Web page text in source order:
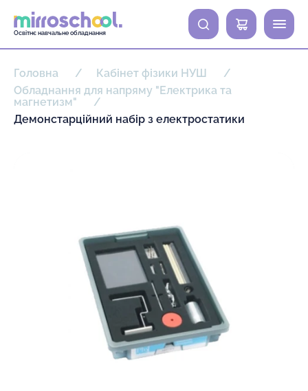
Освітнє навчальне обладнання
0
Головна
Кабінет фізики НУШ
Обладнання для напряму "Електрика та
магнетизм"
Демонстарційний набір з електростатики